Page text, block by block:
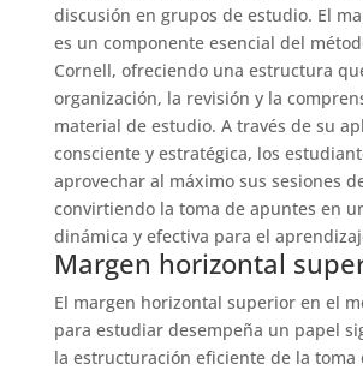
discusión en grupos de estudio. El
es un componente esencial del
Cornell, ofreciendo una estructura
organización, la revisión y la
material de estudio. A través de su
consciente y estratégica, los
aprovechar al máximo sus sesiones
convirtiendo la toma de apuntes en
dinámica y efectiva para el
Margen horizontal
El margen horizontal superior en el
para estudiar desempeña un papel
la estructuración eficiente de la toma